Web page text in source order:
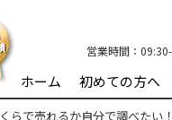
営業時間：
ホーム 初めての方へ
らで売れるか自分で調べたい